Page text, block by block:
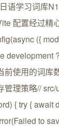
语学习词库
配置经过精
({
development
前使用的词库
管理策略//
{ try { await
to